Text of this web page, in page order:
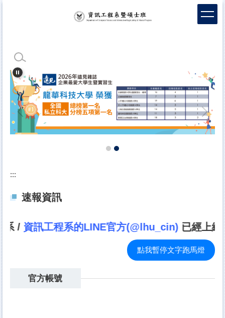
區
:::
速報資訊
的LINE官方(@lhu_cin)已經上線囉！趕快來加
點我暫停文字跑馬燈
官方帳號